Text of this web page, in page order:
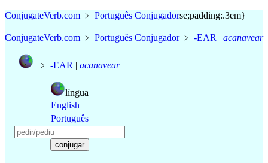
ConjugateVerb.com ﹥ Português Conjugadorse;padding:.3em}
ConjugateVerb.com ﹥ Português Conjugador﹥ -EAR | acanavear
﹥ -EAR | acanavear
língua
English
Português